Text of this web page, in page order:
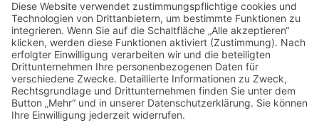
Mo?Fr8.30 ? 12.00 Uhr
Mo?Do13.00 ? 16.00 Uhr